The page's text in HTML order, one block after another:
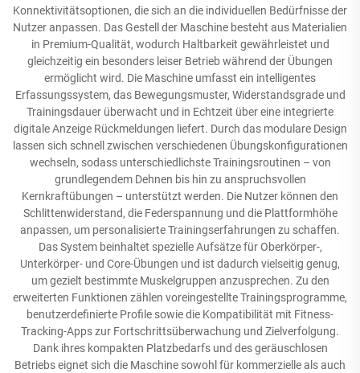
Konnektivitätsoptionen, die sich an die individuellen Bedürfnisse der
Nutzer anpassen. Das Gestell der Maschine besteht aus Materialien
in Premium-Qualität, wodurch Haltbarkeit gewährleistet und
gleichzeitig ein besonders leiser Betrieb während der Übungen
ermöglicht wird. Die Maschine umfasst ein intelligentes
Erfassungssystem, das Bewegungsmuster, Widerstandsgrade und
Trainingsdauer überwacht und in Echtzeit über eine integrierte
digitale Anzeige Rückmeldungen liefert. Durch das modulare Design
lassen sich schnell zwischen verschiedenen Übungskonfigurationen
wechseln, sodass unterschiedlichste Trainingsroutinen – von
grundlegendem Dehnen bis hin zu anspruchsvollen
Kernkraftübungen – unterstützt werden. Die Nutzer können den
Schlittenwiderstand, die Federspannung und die Plattformhöhe
anpassen, um personalisierte Trainingserfahrungen zu schaffen.
Das System beinhaltet spezielle Aufsätze für Oberkörper-,
Unterkörper- und Core-Übungen und ist dadurch vielseitig genug,
um gezielt bestimmte Muskelgruppen anzusprechen. Zu den
erweiterten Funktionen zählen voreingestellte Trainingsprogramme,
benutzerdefinierte Profile sowie die Kompatibilität mit Fitness-
Tracking-Apps zur Fortschrittsüberwachung und Zielverfolgung.
Dank ihres kompakten Platzbedarfs und des geräuschlosen
Betriebs eignet sich die Maschine sowohl für kommerzielle als auch